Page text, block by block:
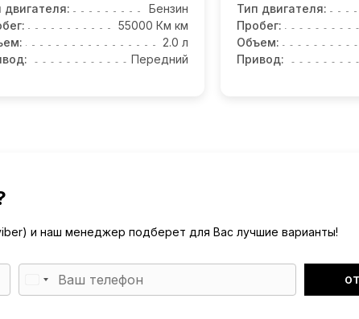
двигателя:
Бензин
55000 Км км
2.0 л
Передний
Тип двигателя:
Пробег:
Объем:
Привод:
и наш менеджер подберет для Вас лучшие варианты!